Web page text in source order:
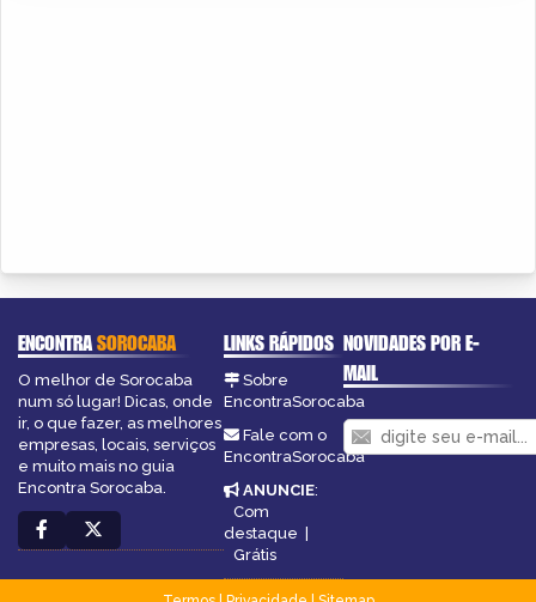
ENCONTRASOROCABA
O melhor de Sorocaba
num só lugar! Dicas, onde
ir, o que fazer, as melhores
empresas, locais, serviços
e muito mais no guia
Encontra Sorocaba.
LINKS RÁPIDOS
Sobre
EncontraSorocaba
Fale com o
EncontraSorocaba
ANUNCIE:
Com
destaque |
Grátis
NOVIDADES POR E-
MAIL